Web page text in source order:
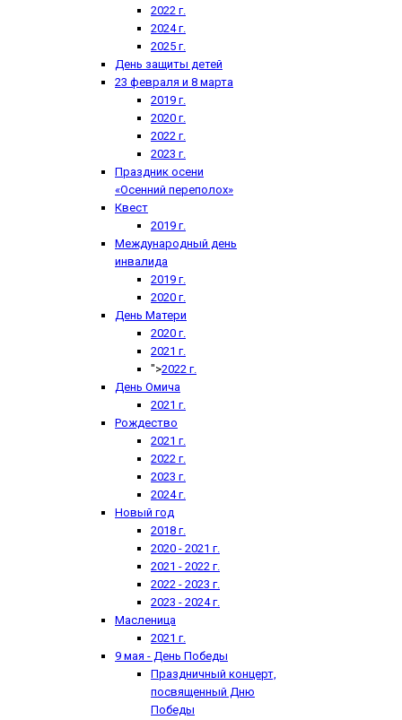
2022 г.
2024 г.
2025 г.
День защиты детей
23 февраля и 8 марта
2019 г.
2020 г.
2022 г.
2023 г.
Праздник осени
«Осенний переполох»
Квест
2019 г.
Международный день
инвалида
2019 г.
2020 г.
День Матери
2020 г.
2021 г.
">2022 г.
День Омича
2021 г.
Рождество
2021 г.
2022 г.
2023 г.
2024 г.
Новый год
2018 г.
2020 - 2021 г.
2021 - 2022 г.
2022 - 2023 г.
2023 - 2024 г.
Масленица
2021 г.
9 мая - День Победы
Праздничный концерт,
посвященный Дню
Победы